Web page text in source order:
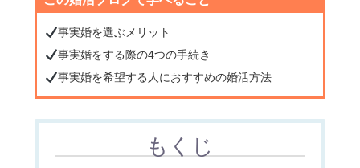
事実婚を選ぶメリット
事実婚をする際の4つの手続き
事実婚を希望する人におすすめの婚活方法
もくじ